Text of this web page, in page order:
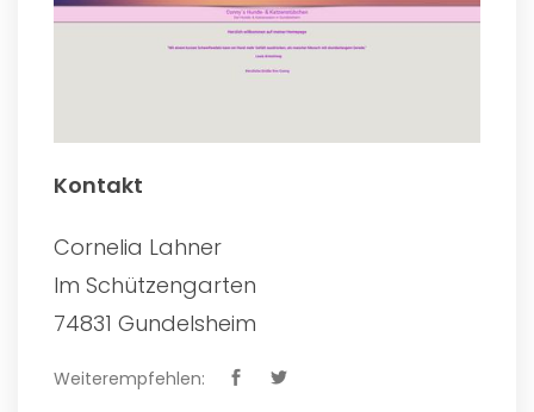
Kontakt
Cornelia Lahner
Im Schützengarten
74831 Gundelsheim
Weiterempfehlen: